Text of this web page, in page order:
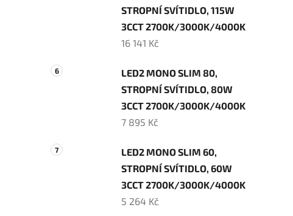
STROPNÍ SVÍTIDLO, 115W
3CCT 2700K/3000K/4000K
16 141 Kč
LED2 MONO SLIM 80,
STROPNÍ SVÍTIDLO, 80W
3CCT 2700K/3000K/4000K
7 895 Kč
LED2 MONO SLIM 60,
STROPNÍ SVÍTIDLO, 60W
3CCT 2700K/3000K/4000K
5 264 Kč